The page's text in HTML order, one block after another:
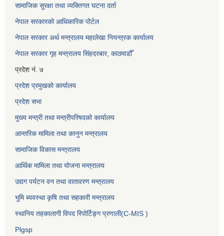
सामाजिक सुरक्षा तथा व्यक्तिगत घटना दर्ता
नेपाल सरकारको आधिकारिक पोर्टल
नेपाल सरकार अर्थ मन्त्रालय महालेखा नियन्त्रक कार्यालय
नेपाल सरकार गृह मन्त्रालय सिंहदरबार, काठमाडौँ
प्रदेश नं. ७
प्रदेश प्रमुखको कार्यालय
प्रदेश सभा
मुख्य मन्त्री तथा मन्त्रीपरिषदको कार्यालय
आन्तरिक मामिला तथा कानुन मन्त्रालय
सामाजिक विकास मन्त्रालय
आर्थिक मामिला तथा योजना मन्त्रालय
उद्यग पर्यटन वन तथा वातावरण मन्त्रालय
भुमि ब्यवस्था कृषि तथा सहकारी मन्त्रालय
स्थानिय तहकालागी विपद रिपोर्टिङ्ग प्रणाली(C-MIS )
Plgsp